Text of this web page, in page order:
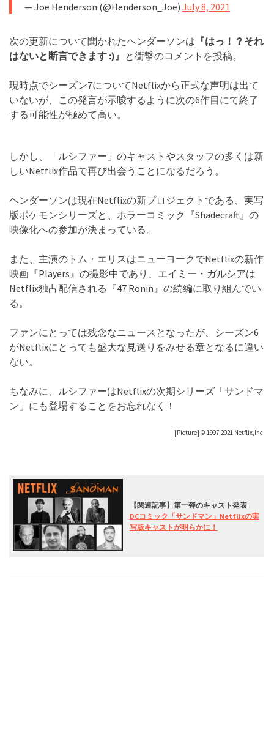
— Joe Henderson (@Henderson_Joe) July 8, 2021
次の更新について聞かれたヘンダーソンは 『はっ！？それ
はないと断言できます :)』 と衝撃のコメントを投稿。
現時点でシーズン7についてNetflixから正式な声明は出て
いないが、この発言が示唆するように次の6作目にて終了
する可能性が極めて高い。
しかし、「ルシファー」のキャストやスタッフの多くは新
しいNetflix作品で再び出会うことになるだろう。
ヘンダーソンは現在Netflixの新プロジェクトである、実写
版ポケモンシリーズと、ホラーコミック『Shadecraft』の
映像化への参加が決まっている。
また、主演のトム・エリスはニューヨークでNetflixの新作
映画『Players』の撮影中であり、エイミー・ガルシアは
Netflix独占配信される『47 Ronin』の続編に取り組んでい
る。
ファンにとっては残念なニュースとなったが、シーズン6
がNetflixにとっても盛大な見送りをみせる章となるに違い
ない。
ちなみに、ルシファーはNetflixの次期シリーズ「サンドマ
ン」にも登場することをお忘れなく！
[Picture] ©︎ 1997-2021 Netflix,Inc.
【関連記事】第一弾のキャスト発表
DCコミック「サンドマン」Netflixの実
写版キャストが明らかに！